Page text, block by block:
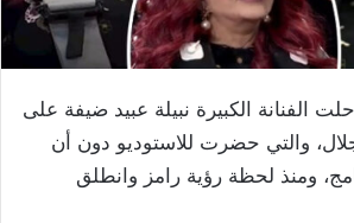
حلت الفنانة الكبيرة نبيلة عبيد ضيفة على
والتي حضرت للاستوديو دون أن
ومنذ لحظة رؤية رامز وانطلق